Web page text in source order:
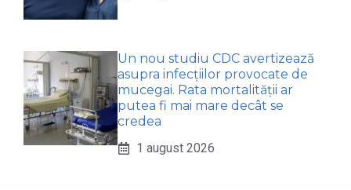
Un nou studiu CDC avertizează
asupra infecțiilor provocate de
mucegai. Rata mortalității ar
putea fi mai mare decât se
credea
1 august 2026